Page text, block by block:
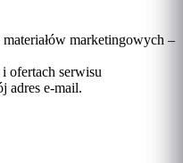
marketingowych –
ofertach serwisu
adres e-mail.